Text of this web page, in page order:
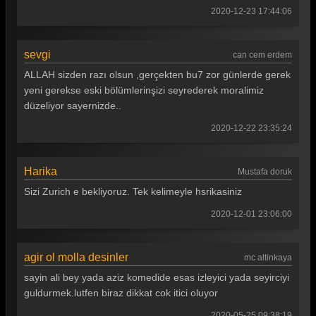
Güldür güldür 182. Bölüm
Güldür güldür 181. Bölüm
Güldür güldür 180. Bölüm
Güldür güldür 177. Bölüm
Güldür güldür 174. Bölüm
Güldür güldür 173. Bölüm
2020-12-23 17:44:06
sevgi can cem erdem
ALLAH sizden razı olsun ,gerçekten bu7 zor günlerde gerek
yeni gerekse eski bölümlerinşizi seyrederek moralimiz
düzeliyor sayernizde..
2020-12-22 23:35:24
Harika Mustafa doruk
Sizi Zurich e bekliyoruz. Tek kelimeyle hsrikasiniz
2020-12-01 23:06:00
agir ol molla desinler mc altinkaya
sayin ali bey yada aziz komedide esas izleyici yada seyirciyi
guldurmek.lutfen biraz dikkat cok itici oluyor